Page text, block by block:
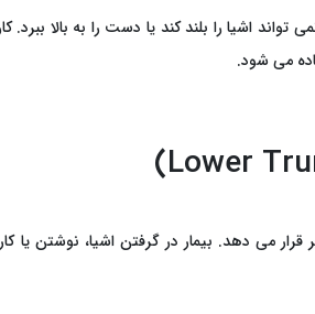
‌تواند اشیا را بلند کند یا دست را به
می‌ شود.
می ‌دهد. بیمار در گرفتن اشیا، نوشتن یا